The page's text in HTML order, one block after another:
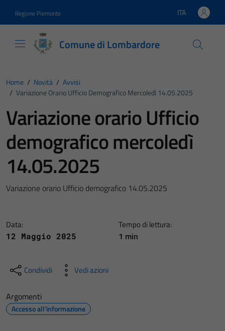
Regione Piemonte Lingua attiva:
ITA
Comune di Lombardore
Home / Novità / Avvisi
/ Variazione Orario Ufficio Demografico Mercoledì 14.05.2025
Variazione orario Ufficio
demografico mercoledì
14.05.2025
Variazione orario Ufficio demografico 14.05.2025
Data:
12 Maggio 2025
Tempo di lettura:
1 min
Condividi Vedi azioni
Argomenti
Accesso all'informazione